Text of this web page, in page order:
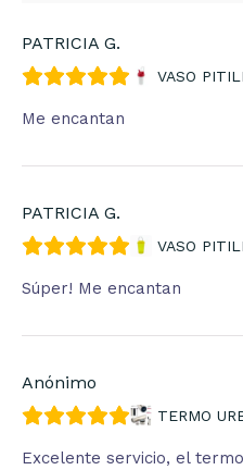
PATRICIA G.
VASO
Me encantan
PATRICIA G.
VASO
Súper! Me encantan
Anónimo
TERMO
Excelente servicio, el